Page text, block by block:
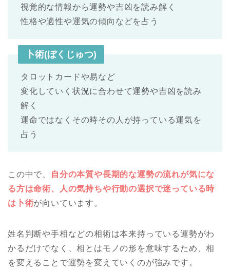
視覚的な情報から運勢や吉凶を読み解く
性格や適性や運気の傾向などを占う
卜術(ぼくじゅつ)
タロットカードや易など
変化していく状況に合わせて運勢や吉凶を読み
解く
運命ではなくその時その人が持っている運気を
占う
この中で、
自分の本質や長期的な運勢の流れが気にな
る方は命術、人の気持ちや行動の選択で迷っている時
は卜術が向いています。
姓名判断や手相などの相術は本来持っている運勢がわ
かるだけでなく、相とはモノの形を意味するため、相
を変えることで運勢を変えていくのが強みです。